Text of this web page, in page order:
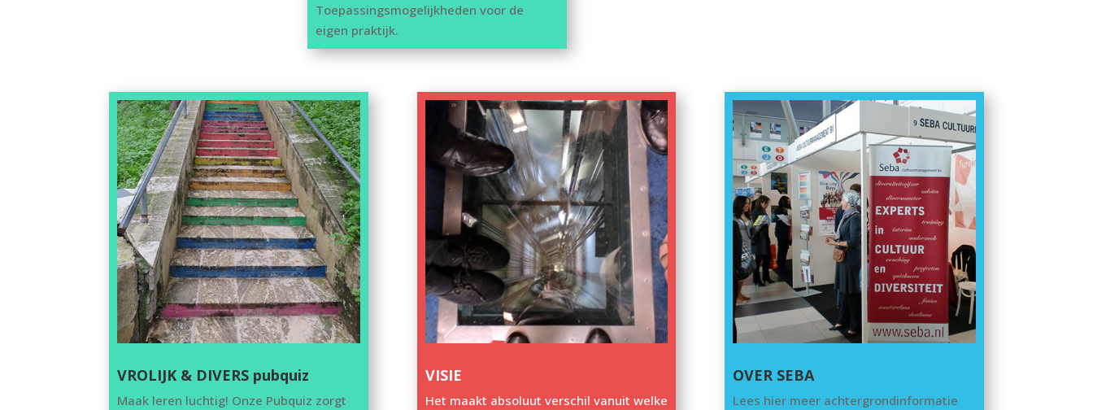
Toepassingsmogelijkheden voor de
eigen praktijk.
VROLIJK & DIVERS pubquiz
Maak leren luchtig! Onze Pubquiz zorgt
VISIE
Het maakt absoluut verschil vanuit welke
OVER SEBA
Lees hier meer achtergrondinformatie